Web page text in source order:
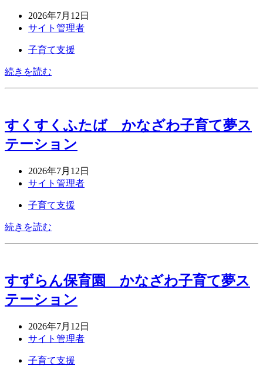
2026年7月12日
サイト管理者
子育て支援
続きを読む
すくすくふたば かなざわ子育て夢ス
テーション
2026年7月12日
サイト管理者
子育て支援
続きを読む
すずらん保育園 かなざわ子育て夢ス
テーション
2026年7月12日
サイト管理者
子育て支援